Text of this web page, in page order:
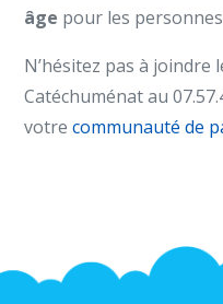
âge pour les
N’hésitez pas à joindre
Catéchuménat au
votrecommunauté de